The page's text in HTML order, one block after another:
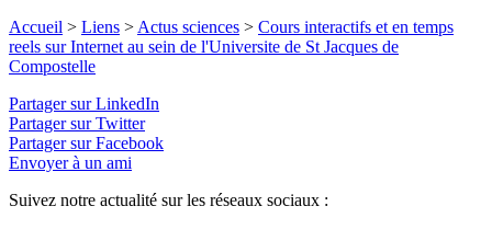
Accueil > Liens > Actus sciences > Cours interactifs et en temps
reels sur Internet au sein de l'Universite de St Jacques de
Compostelle
Partager sur LinkedIn
Partager sur Twitter
Partager sur Facebook
Envoyer à un ami
Suivez notre actualité sur les réseaux sociaux :